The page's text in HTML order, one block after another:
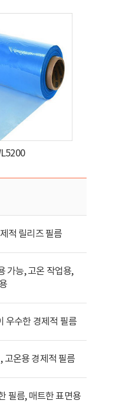
적 릴리즈 필름
가능, 고온 작업용,
우수한 경제적 필름
고온용 경제적 필름
필름, 매트한 표면용